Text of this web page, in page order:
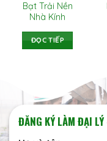
Bạt Trải Nền
Nhà Kính
ĐỌC TIẾP
ĐĂNG KÝ LÀM ĐẠI